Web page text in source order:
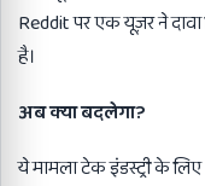
Reddit पर एक यूज़र ने
है।
अब क्या बदलेगा?
ये मामला टेक इंडस्ट्री के लिए